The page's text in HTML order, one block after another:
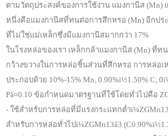
ตามวัตถุประสงค์ของการใช้งาน แมงกานีส (Mn)
หนึ่งคือแมงกานีสที่ทนต่อการสึกหรอ (Mn) อีกปร
ที่ไม่ใช่แม่เหล็กซึ่งมีแมงกานีสมากกว่า 17%
ในโรงหล่อของเรา เหล็กกล้าแมงกานีส (Mn) ที่
กว้างขวางในการหล่อชิ้นส่วนที่สึกหรอ การหล่อเ
ประกอบด้วย 10%-15% Mn, 0.90%ï½1.50% C,
Pâ¤0.10 ข้อกำหนดมาตรฐานที่ใช้โดยทั่วไปคือ
- ใช้สำหรับการหล่อที่มีแรงกระแทกต่ำ
สำหรับการหล่อทั่วไปï¼ZGMn13â3